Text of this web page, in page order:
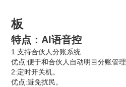
板
特点：AI语音控
1:支持合伙人分账系统
优点:便于和合伙人自动明目分账管理
2:定时开关机。
优点:避免扰民。